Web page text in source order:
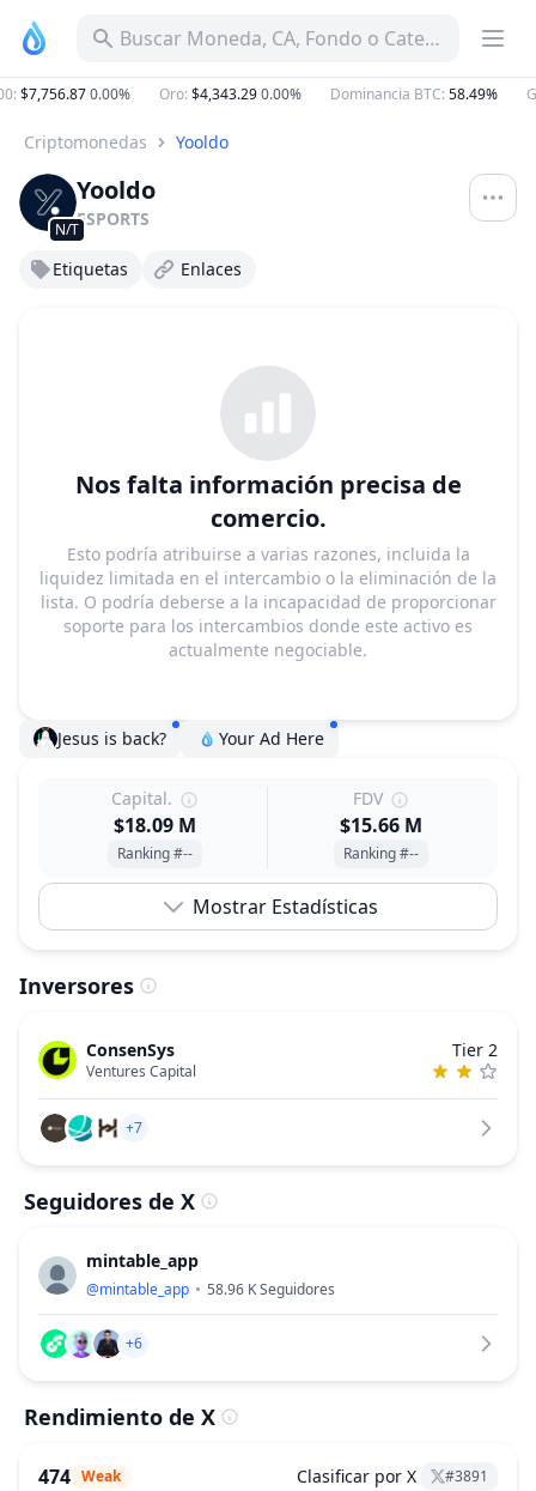
Buscar Moneda, CA, Fondo o Categoría
:$7,756.870.00% Oro:$4,343.290.00% Dominancia BTC:58.49%
Criptomonedas Yooldo
N/T
Yooldo
ESPORTS
Etiquetas Enlaces
Nos falta información precisa de
comercio.
Esto podría atribuirse a varias razones, incluida la
liquidez limitada en el intercambio o la eliminación de la
lista. O podría deberse a la incapacidad de proporcionar
soporte para los intercambios donde este activo es
actualmente negociable.
Jesus is back? Your Ad Here
Capital.
$18.09 M
Ranking #--
FDV
$15.66 M
Ranking #--
Mostrar Estadísticas
Inversores
ConsenSys
Ventures Capital
Tier 2
+7
Seguidores de X
mintable_app
@mintable_app 58.96 KSeguidores
+6
Rendimiento de X
474 Weak Clasificar por X #3891